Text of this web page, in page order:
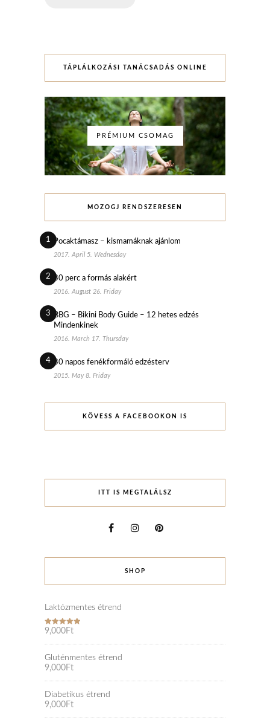
TÁPLÁLKOZÁSI TANÁCSADÁS ONLINE
PRÉMIUM CSOMAG
MOZOGJ RENDSZERESEN
1 Pocaktámasz – kismamáknak ajánlom
2017. April 5. Wednesday
2 30 perc a formás alakért
2016. August 26. Friday
3
BBG – Bikini Body Guide – 12 hetes edzés
Mindenkinek
2016. March 17. Thursday
4 30 napos fenékformáló edzésterv
2015. May 8. Friday
KÖVESS A FACEBOOKON IS
ITT IS MEGTALÁLSZ
SHOP
Laktózmentes étrend
Rated 5.00
9,000Ft
Gluténmentes étrend
9,000Ft
Diabetikus étrend
9,000Ft